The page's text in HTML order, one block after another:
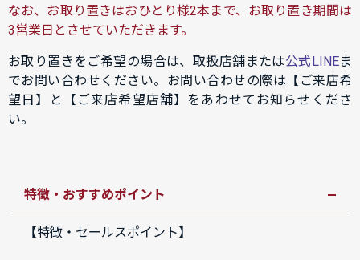
なお、お取り置きはおひとり様2本まで、お取り置き期間は
3営業日とさせていただきます。
お取り置きをご希望の場合は、取扱店舗または公式LINEま
でお問い合わせください。お問い合わせの際は【ご来店希
望日】と【ご来店希望店舗】をあわせてお知らせくださ
い。
特徴・おすすめポイント
【特徴・セールスポイント】